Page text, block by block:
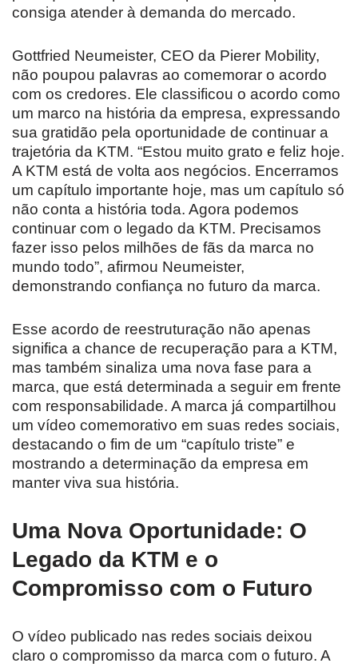
consiga atender à demanda do mercado.
Gottfried Neumeister, CEO da Pierer Mobility,
não poupou palavras ao comemorar o acordo
com os credores. Ele classificou o acordo como
um marco na história da empresa, expressando
sua gratidão pela oportunidade de continuar a
trajetória da KTM. “Estou muito grato e feliz hoje.
A KTM está de volta aos negócios. Encerramos
um capítulo importante hoje, mas um capítulo só
não conta a história toda. Agora podemos
continuar com o legado da KTM. Precisamos
fazer isso pelos milhões de fãs da marca no
mundo todo”, afirmou Neumeister,
demonstrando confiança no futuro da marca.
Esse acordo de reestruturação não apenas
significa a chance de recuperação para a KTM,
mas também sinaliza uma nova fase para a
marca, que está determinada a seguir em frente
com responsabilidade. A marca já compartilhou
um vídeo comemorativo em suas redes sociais,
destacando o fim de um “capítulo triste” e
mostrando a determinação da empresa em
manter viva sua história.
Uma Nova Oportunidade: O
Legado da KTM e o
Compromisso com o Futuro
O vídeo publicado nas redes sociais deixou
claro o compromisso da marca com o futuro. A